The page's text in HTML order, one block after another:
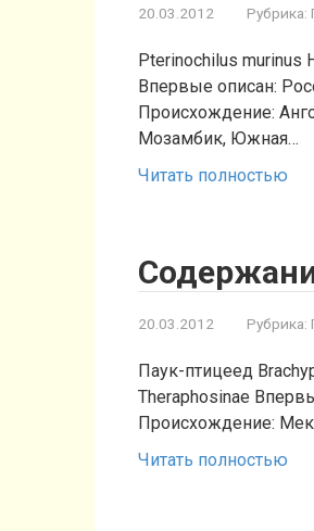
20.03.2012 Рубрика:
Pterinochilus murinus
Впервые описан:
Происхождение:
Мозамбик, Южная…
Читать полностью
20.03.2012 Рубрика:
Паук-птицеед
Theraphosinae
Происхождение:
Читать полностью